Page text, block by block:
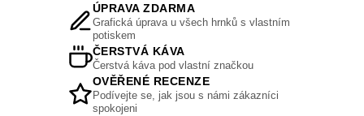
ÚPRAVA ZDARMA
Grafická úprava u všech hrnků s vlastním
potiskem
ČERSTVÁ KÁVA
Čerstvá káva pod vlastní značkou
OVĚŘENÉ RECENZE
Podívejte se, jak jsou s námi zákazníci
spokojeni